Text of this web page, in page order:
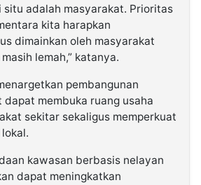
situ adalah masyarakat. Prioritas
kita harapkan
dimainkan oleh masyarakat
lemah,” katanya.
pembangunan
membuka ruang usaha
sekitar sekaligus memperkuat
kawasan berbasis nelayan
dapat meningkatkan